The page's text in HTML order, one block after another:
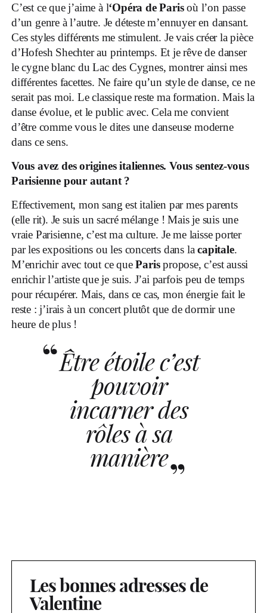
C’est ce que j’aime à l‘Opéra de Parisoù l’on passe
d’un genre à l’autre. Je déteste m’ennuyer en dansant.
Ces styles différents me stimulent. Je vais créer la pièce
d’Hofesh Shechter au printemps. Et je rêve de danser
le cygne blanc du Lac des Cygnes, montrer ainsi mes
différentes facettes. Ne faire qu’un style de danse, ce ne
serait pas moi. Le classique reste ma formation. Mais la
danse évolue, et le public avec. Cela me convient
d’être comme vous le dites une danseuse moderne
dans ce sens.
Vous avez des origines italiennes. Vous sentez-vous
Parisienne pour autant ?
Effectivement, mon sang est italien par mes parents
(elle rit). Je suis un sacré mélange ! Mais je suis une
vraie Parisienne, c’est ma culture. Je me laisse porter
par les expositions ou les concerts dans lacapitale.
M’enrichir avec tout ce queParispropose, c’est aussi
enrichir l’artiste que je suis. J’ai parfois peu de temps
pour récupérer. Mais, dans ce cas, mon énergie fait le
reste : j’irais à un concert plutôt que de dormir une
heure de plus !
Être étoile c’est
pouvoir
incarner des
rôles à sa
manière
Les bonnes adresses de
Valentine